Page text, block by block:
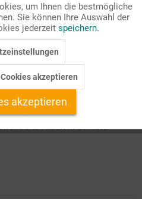
gestalten
Reflexion im Team
Arbeit in der Kita
Inaktiv
Inaktiv
um Ihnen die bestmögliche
Sie können Ihre Auswahl der
jederzeit speichern.
akzeptieren
akzeptieren